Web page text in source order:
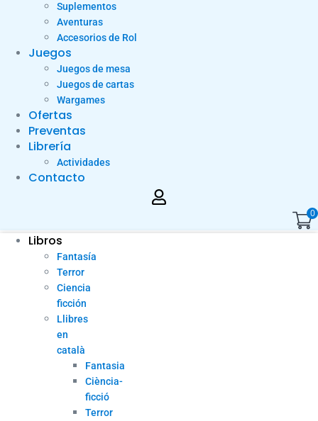
Suplementos
Aventuras
Accesorios de Rol
Juegos
Juegos de mesa
Juegos de cartas
Wargames
Ofertas
Preventas
Librería
Actividades
Contacto
0
Libros
Fantasía
Terror
Ciencia
ficción
Llibres
en
català
Fantasia
Ciència-
ficció
Terror